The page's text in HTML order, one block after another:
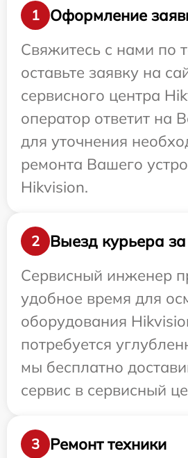
1
Оформление
Свяжитесь с нами по
оставьте заявку на
сервисного центра
оператор ответит на
для уточнения
ремонта Вашего
Hikvision.
2
Выезд курьера
Сервисный инженер
удобное время для
оборудования
потребуется
мы бесплатно
сервис в сервисный
3
Ремонт техники